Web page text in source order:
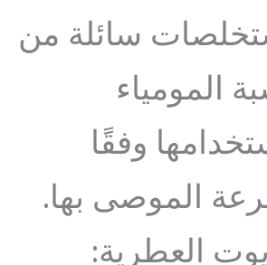
سائلة من
المومياء
وفقًا
الموصى بها.
العطرية: